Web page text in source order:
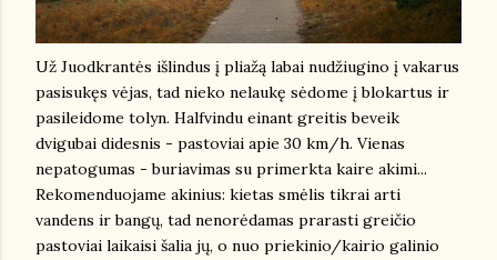
Už Juodkrantės išlindus į pliažą labai nudžiugino į vakarus
pasisukęs vėjas, tad nieko nelaukę sėdome į blokartus ir
pasileidome tolyn. Halfvindu einant greitis beveik
dvigubai didesnis - pastoviai apie 30 km/h. Vienas
nepatogumas - buriavimas su primerkta kaire akimi...
Rekomenduojame akinius: kietas smėlis tikrai arti
vandens ir bangų, tad nenorėdamas prarasti greičio
pastoviai laikaisi šalia jų, o nuo priekinio/kairio galinio